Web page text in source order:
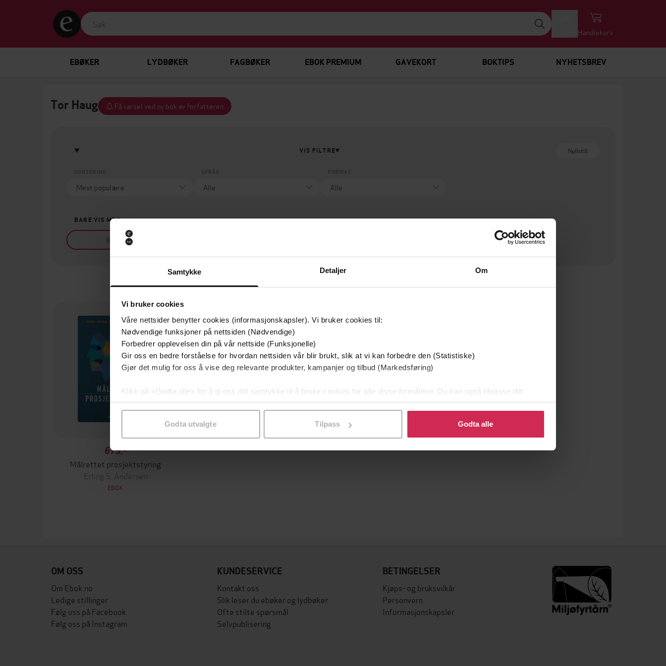
Samtykke Detaljer Om
Vi bruker cookies
Våre nettsider benytter cookies (informasjonskapsler). Vi bruker cookies til:
Nødvendige funksjoner på nettsiden (Nødvendige)
Forbedrer opplevelsen din på vår nettside (Funksjonelle)
Gir oss en bedre forståelse for hvordan nettsiden vår blir brukt, slik at vi kan forbedre den (Statistiske)
Gjør det mulig for oss å vise deg relevante produkter, kampanjer og tilbud (Markedsføring)
Klikk på «Godta alle» for å gi oss ditt samtykke til å bruke cookies for alle disse formålene. Du kan også tilpasse ditt
samtykke til spesifikke formål ved å klikke på «Tilpass». Du kan når som helst trekke tilbake eller endre ditt samtykke.
Godta utvalgte Tilpass Godta alle
Handlekurv
EBØKER LYDBØKER FAGBØKER EBOK PREMIUM GAVEKORT BOKTIPS NYHETSBREV
Tor Haug Få varsel ved ny bok av forfatteren
VIS FILTRE Nullstill
BARE VIS MEG
Bøker på tilbud
675,-
Målrettet prosjektstyring
Erling S. Andersen
EBOK
OM OSS
Om Ebok.no
Ledige stillinger
Følg oss på Facebook
Følg oss på Instagram
KUNDESERVICE
Kontakt oss
Slik leser du ebøker og lydbøker
Ofte stilte spørsmål
Selvpublisering
BETINGELSER
Kjøps- og bruksvilkår
Personvern
Informasjonskapsler